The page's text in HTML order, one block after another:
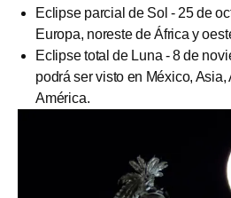
Eclipse parcial de Sol - 25 de
Europa, noreste de África y
Eclipse total de Luna - 8 de
podrá ser visto en México,
América.